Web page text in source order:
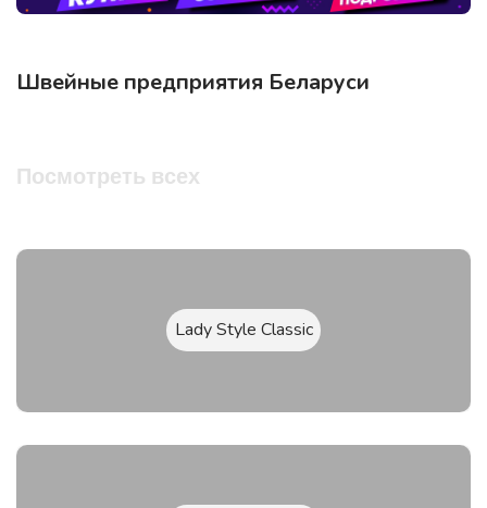
Швейные предприятия Беларуси
Посмотреть всех
Lady Style Classic